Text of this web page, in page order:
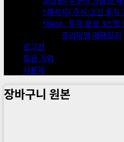
*패키지) 주식·코인 투자
*Best : 투자 완성 3스텝
프리미엄 매매일지
로그인
회원 가입
사용자
장바구니 원본